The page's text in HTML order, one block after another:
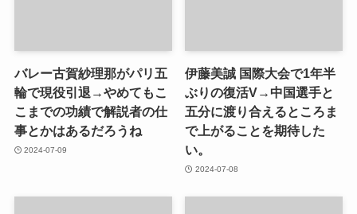
バレー古賀紗理那がパリ五
輪で現役引退→やめてもこ
こまでの功績で解説者の仕
事とかはあるだろうね
2024-07-09
伊藤美誠 国際大会で1年半
ぶりの復活V→中国選手と
五分に渡り合えるところま
で上がることを期待した
い。
2024-07-08